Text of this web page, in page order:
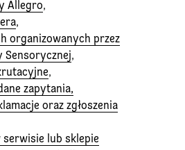
Allegro,
,
organizowanych przez
Sensorycznej,
,
zapytania,
oraz zgłoszenia
serwisie lub sklepie